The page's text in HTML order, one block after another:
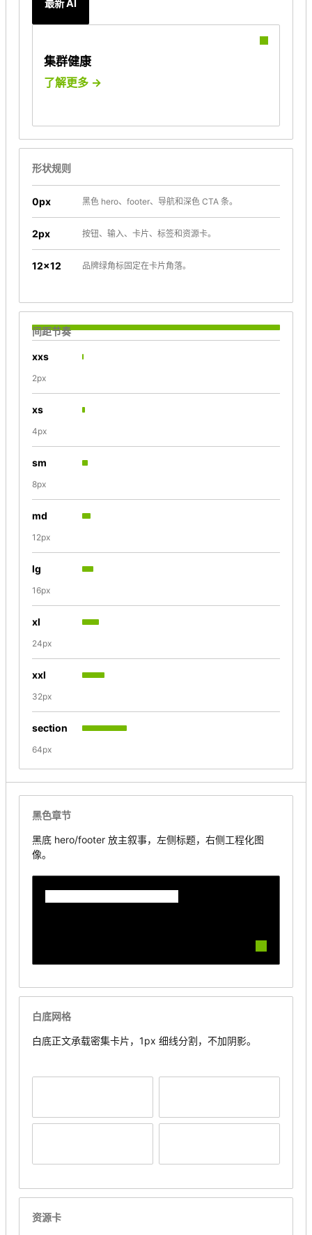
最新 AI
集群健康
了解更多 →
形状规则
0px 黑色 hero、footer、导航和深色 CTA 条。
2px 按钮、输入、卡片、标签和资源卡。
12×12 品牌绿角标固定在卡片角落。
间距节奏
xxs
2px
xs
4px
sm
8px
md
12px
lg
16px
xl
24px
xxl
32px
section
64px
黑色章节
黑底 hero/footer 放主叙事，左侧标题，右侧工程化图
像。
白底网格
白底正文承载密集卡片，1px 细线分割，不加阴影。
资源卡